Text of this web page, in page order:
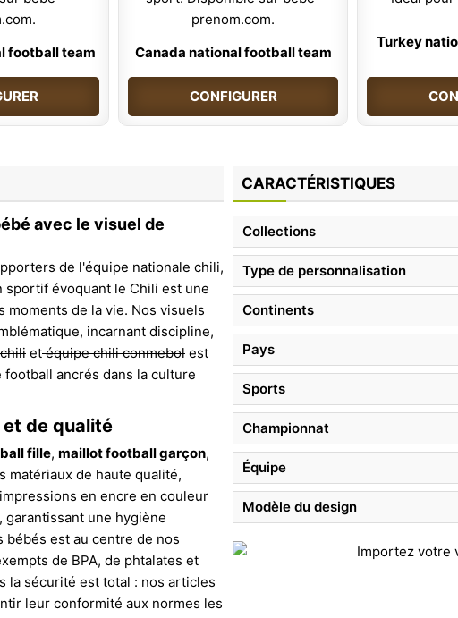
football team Canada national football team
CONFIGURER
Turkey
avec le visuel de
de l'équipe nationale chili,
évoquant le Chili est une
de la vie. Nos visuels
incarnant discipline,
etéquipe chili conmebol est
ancrés dans la culture
de qualité
fille, maillot football garçon,
matériaux de haute qualité,
en encre en couleur
garantissant une hygiène
bébés est au centre de nos
de BPA, de phtalates et
la sécurité est total : nos articles
leur conformité aux normes les
CARACTÉRISTIQUES
Collections
Type de personnalisation
Continents
Pays
Sports
Championnat
Équipe
Modèle du design